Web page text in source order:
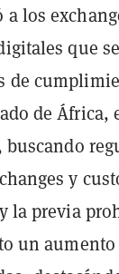
a los
que
de
de África,
y
la previa
un